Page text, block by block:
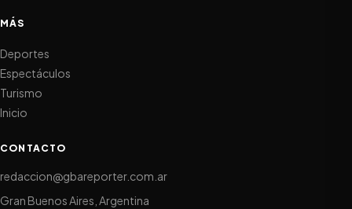
MÁS
Deportes
Espectáculos
Turismo
Inicio
CONTACTO
redaccion@gbareporter.com.ar
Gran Buenos Aires, Argentina